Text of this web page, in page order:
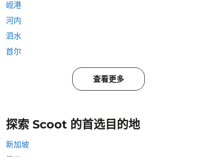
岘港
河内
泗水
首尔
查看更多
探索 Scoot 的首选目的地
新加坡